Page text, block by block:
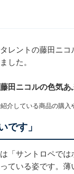
レントの藤田ニ
した。
藤田ニコルの色気
介している商品の購入
です」
「サントロペで
ている姿です。